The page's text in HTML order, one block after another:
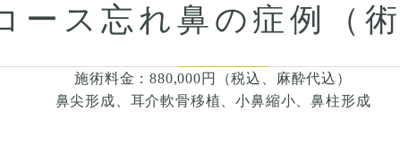
ース忘れ鼻の症例（術
施術料金：880,000円（税込、麻酔代込）
鼻尖形成、耳介軟骨移植、小鼻縮小、鼻柱形成